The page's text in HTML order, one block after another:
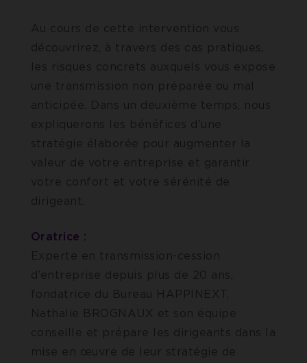
Au cours de cette intervention vous
découvrirez, à travers des cas pratiques,
les risques concrets auxquels vous expose
une transmission non préparée ou mal
anticipée. Dans un deuxième temps, nous
expliquerons les bénéfices d’une
stratégie élaborée pour augmenter la
valeur de votre entreprise et garantir
votre confort et votre sérénité de
dirigeant.
Oratrice :
Experte en transmission-cession
d’entreprise depuis plus de 20 ans,
fondatrice du Bureau HAPPINEXT,
Nathalie BROGNAUX et son équipe
conseille et prépare les dirigeants dans la
mise en œuvre de leur stratégie de